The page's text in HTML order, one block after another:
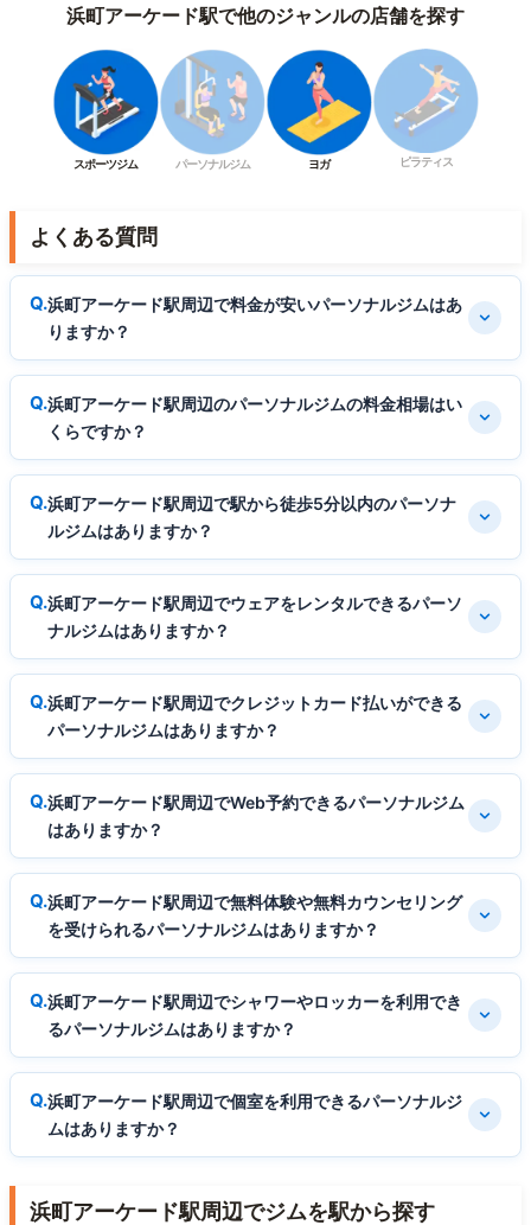
浜町アーケード駅で他のジャンルの店舗を探す
スポーツジム パーソナルジム ヨガ ピラティス
よくある質問
浜町アーケード駅周辺で料金が安いパーソナルジムはあ
りますか？
浜町アーケード駅周辺のパーソナルジムの料金相場はい
くらですか？
浜町アーケード駅周辺で駅から徒歩5分以内のパーソナ
ルジムはありますか？
浜町アーケード駅周辺でウェアをレンタルできるパーソ
ナルジムはありますか？
浜町アーケード駅周辺でクレジットカード払いができる
パーソナルジムはありますか？
浜町アーケード駅周辺でWeb予約できるパーソナルジム
はありますか？
浜町アーケード駅周辺で無料体験や無料カウンセリング
を受けられるパーソナルジムはありますか？
浜町アーケード駅周辺でシャワーやロッカーを利用でき
るパーソナルジムはありますか？
浜町アーケード駅周辺で個室を利用できるパーソナルジ
ムはありますか？
浜町アーケード駅周辺でジムを駅から探す